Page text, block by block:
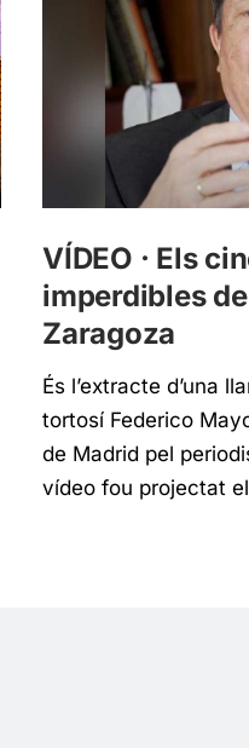
VÍDEO · Els
imperdibles
Zaragoza
És l’extracte d’una
tortosí Federico
de Madrid pel
vídeo fou projectat